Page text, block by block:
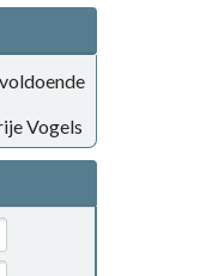
Vogels